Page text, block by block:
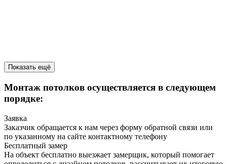
Показать ещё
Монтаж потолков осуществляется в следующем
порядке:
Заявка
Заказчик обращается к нам через форму обратной связи или
по указанному на сайте контактному телефону
Бесплатный замер
На объект бесплатно выезжает замерщик, который помогает